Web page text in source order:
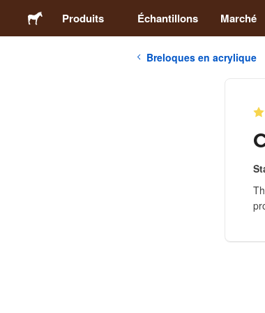
Produits Échantillons Marché
Breloques en acrylique